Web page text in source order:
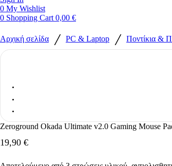
0 My Wishlist
0 Shopping Cart 0,00 €
Αρχική σελίδα / PC & Laptop / Ποντίκια &
Zeroground Okada Ultimate v2.0 Gaming Mouse
19,90 €